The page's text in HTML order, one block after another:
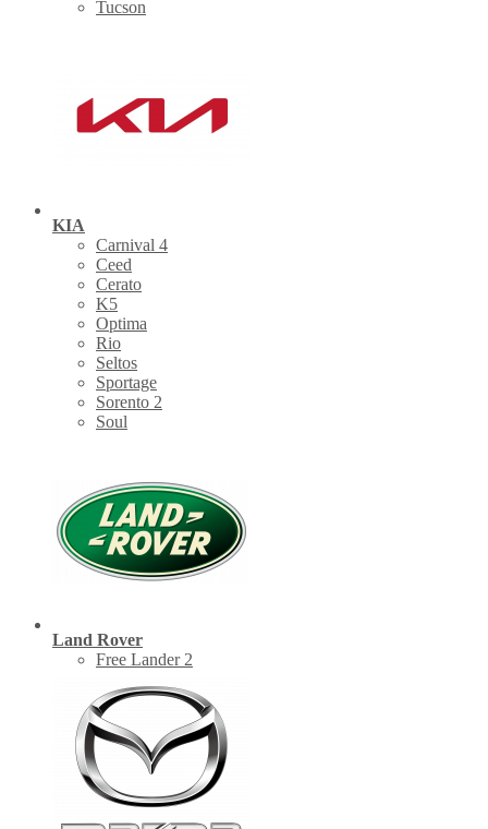
Tucson
KIA
Carnival 4
Ceed
Cerato
K5
Optima
Rio
Seltos
Sportage
Sorento 2
Soul
Land Rover
Free Lander 2